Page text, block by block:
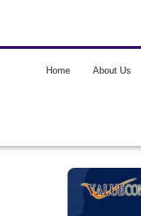
Home About Us